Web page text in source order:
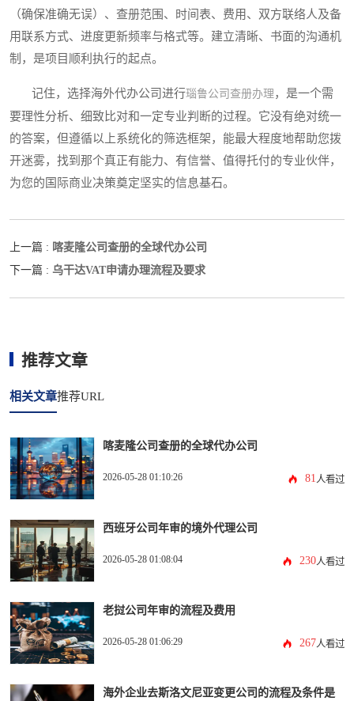
（确保准确无误）、查册范围、时间表、费用、双方联络人及备
用联系方式、进度更新频率与格式等。建立清晰、书面的沟通机
制，是项目顺利执行的起点。
记住，选择海外代办公司进行瑙鲁公司查册办理 ，是一个需
要理性分析、细致比对和一定专业判断的过程。它没有绝对统一
的答案，但遵循以上系统化的筛选框架，能最大程度地帮助您拨
开迷雾，找到那个真正有能力、有信誉、值得托付的专业伙伴，
为您的国际商业决策奠定坚实的信息基石。
上一篇 : 喀麦隆公司查册的全球代办公司
下一篇 : 乌干达VAT申请办理流程及要求
推荐文章
相关文章推荐URL
喀麦隆公司查册的全球代办公司
2026-05-28 01:10:26 81人看过
西班牙公司年审的境外代理公司
2026-05-28 01:08:04 230人看过
老挝公司年审的流程及费用
2026-05-28 01:06:29 267人看过
海外企业去斯洛文尼亚变更公司的流程及条件是